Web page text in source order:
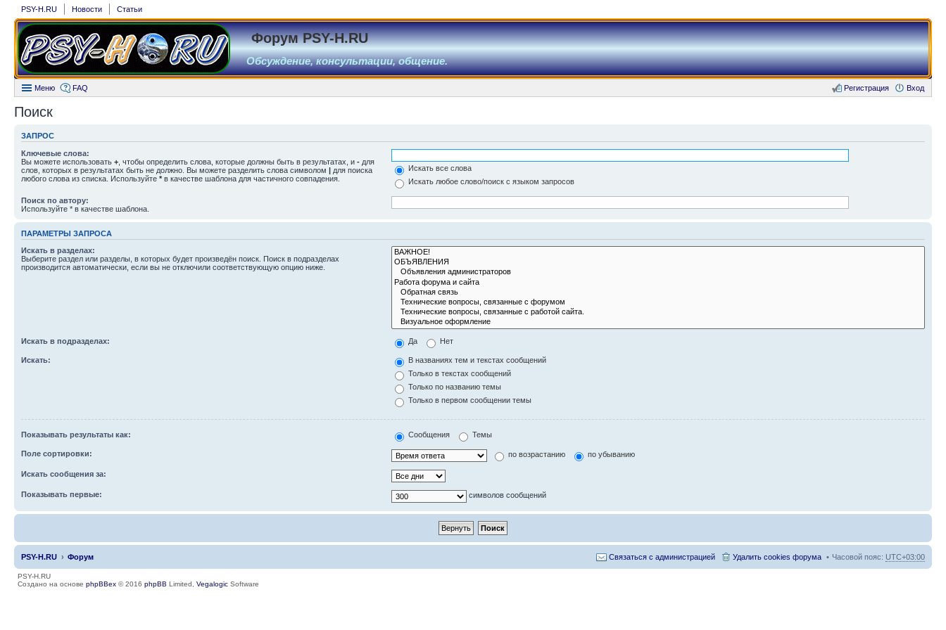
PSY-H.RU Новости Статьи
Форум PSY-H.RU
Обсуждение, консультации, общение.
Меню FAQ Вход
Регистрация
Поиск
ЗАПРОС
Ключевые слова:
Вы можете использовать + , чтобы определить слова, которые должны быть в результатах, и - для
слов, которых в результатах быть не должно. Вы можете разделить слова символом | для поиска
любого слова из списка. Используйте * в качестве шаблона для частичного совпадения.
Искать все слова
Искать любое слово/поиск с языком запросов
Поиск по автору:
Используйте * в качестве шаблона.
ПАРАМЕТРЫ ЗАПРОСА
Искать в разделах:
Выберите раздел или разделы, в которых будет произведён поиск. Поиск в подразделах
производится автоматически, если вы не отключили соответствующую опцию ниже.
Искать в подразделах: Да Нет
Искать:
В названиях тем и текстах сообщений
Только в текстах сообщений
Только по названию темы
Только в первом сообщении темы
Показывать результаты как: Сообщения Темы
Поле сортировки: по возрастанию по убыванию
Искать сообщения за:
Показывать первые: символов сообщений
PSY-H.RU Форум Часовой пояс: UTC+03:00
Удалить cookies форума
Связаться с администрацией
PSY-H.RU
Создано на основе phpBBex © 2016 phpBB Limited, Vegalogic Software